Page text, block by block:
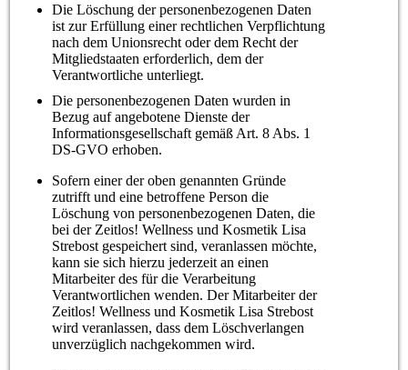
Die Löschung der personenbezogenen Daten
ist zur Erfüllung einer rechtlichen Verpflichtung
nach dem Unionsrecht oder dem Recht der
Mitgliedstaaten erforderlich, dem der
Verantwortliche unterliegt.
Die personenbezogenen Daten wurden in
Bezug auf angebotene Dienste der
Informationsgesellschaft gemäß Art. 8 Abs. 1
DS-GVO erhoben.
Sofern einer der oben genannten Gründe
zutrifft und eine betroffene Person die
Löschung von personenbezogenen Daten, die
bei der Zeitlos! Wellness und Kosmetik Lisa
Strebost gespeichert sind, veranlassen möchte,
kann sie sich hierzu jederzeit an einen
Mitarbeiter des für die Verarbeitung
Verantwortlichen wenden. Der Mitarbeiter der
Zeitlos! Wellness und Kosmetik Lisa Strebost
wird veranlassen, dass dem Löschverlangen
unverzüglich nachgekommen wird.